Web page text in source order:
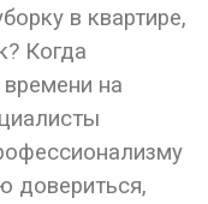
в квартире,
Когда
на
довериться,